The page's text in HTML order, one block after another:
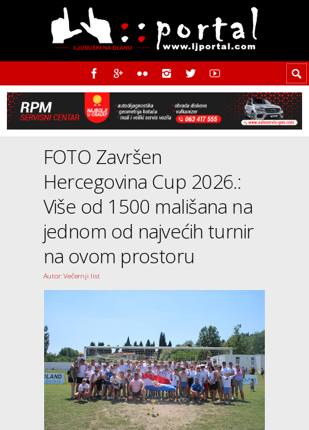
FOTO Završen
Hercegovina Cup 2026.:
Više od 1500 mališana na
jednom od najvećih turnir
na ovom prostoru
Autor: Večernji list